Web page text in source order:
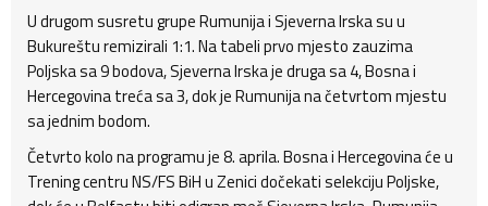
U drugom susretu grupe Rumunija i Sjeverna Irska su u
Bukureštu remizirali 1:1. Na tabeli prvo mjesto zauzima
Poljska sa 9 bodova, Sjeverna Irska je druga sa 4, Bosna i
Hercegovina treća sa 3, dok je Rumunija na četvrtom mjestu
sa jednim bodom.
Četvrto kolo na programu je 8. aprila. Bosna i Hercegovina će u
Trening centru NS/FS BiH u Zenici dočekati selekciju Poljske,